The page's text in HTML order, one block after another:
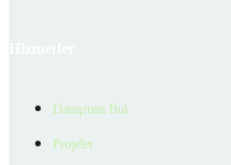
Danışman Bul
Projeler